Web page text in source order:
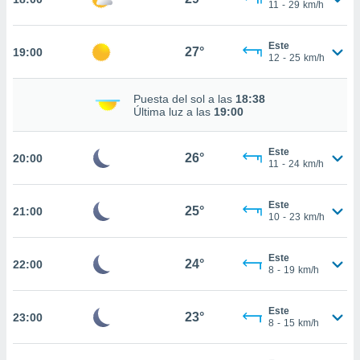
como
IP
posible
en
Para
u
11 - 29 km/h
19:00 27°
Este
12 - 25 km/h
Puesta del sol a las 18:38
Última luz a las 19:00
20:00 26°
Este
11 - 24 km/h
21:00 25°
Este
10 - 23 km/h
22:00 24°
Este
8 - 19 km/h
23:00 23°
Este
8 - 15 km/h